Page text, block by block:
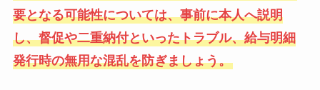
要となる可能性については、事前に本人へ説明
し、督促や二重納付といったトラブル、給与明細
発行時の無用な混乱を防ぎましょう。